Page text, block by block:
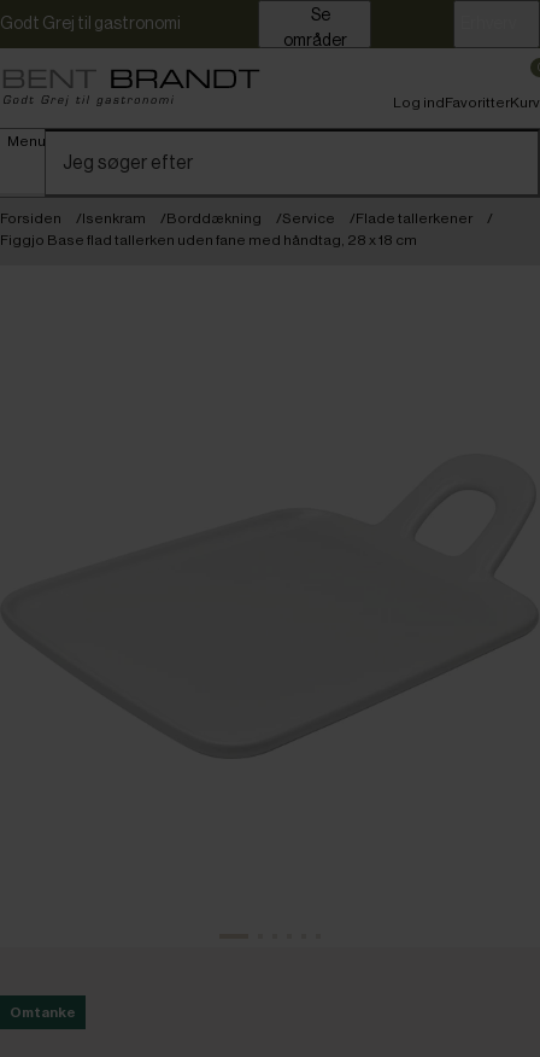
Godt Grej til gastronomi
områder
Menu
Log indFavoritterKurv
Forsiden Isenkram Borddækning Service
Flade tallerkener
Figgjo Base flad tallerken uden fane med håndtag, 28 x 18 cm
Omtanke